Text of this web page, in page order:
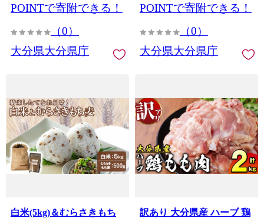
POINTで寄附できる！
（0）
大分県大分県庁
POINTで寄附できる！
（0）
大分県大分県庁
白米(5kg)＆むらさきもち
訳あり 大分県産 ハーブ 鶏